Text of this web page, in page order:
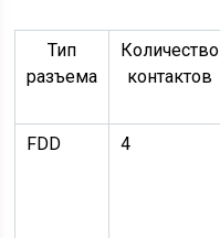
Тип
разъема
Количество
контактов
FDD 4